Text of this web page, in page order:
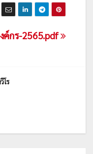
ค์กร-2565.pdf
โร